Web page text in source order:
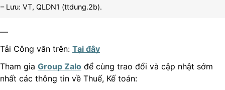
– Lưu: VT, QLDN1 (ttdung.2b).
—
Tải Công văn trên: Tại đây
Tham gia Group Zalo để cùng trao đổi và cập nhật sớm
nhất các thông tin về Thuế, Kế toán: